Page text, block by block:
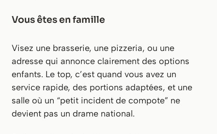
Vous êtes en famille
Visez une brasserie, une pizzeria, ou une
adresse qui annonce clairement des options
enfants. Le top, c’est quand vous avez un
service rapide, des portions adaptées, et une
salle où un “petit incident de compote” ne
devient pas un drame national.